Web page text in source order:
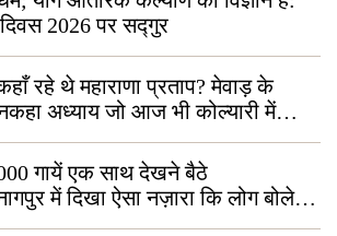
दिवस 2026 पर सद्गुर
रहे थे महाराणा प्रताप? मेवाड़ के
अध्याय जो आज भी कोल्यारी में
गायें एक साथ देखने बैठे
में दिखा ऐसा नज़ारा कि लोग बोले,
ही कर सकते हैं”